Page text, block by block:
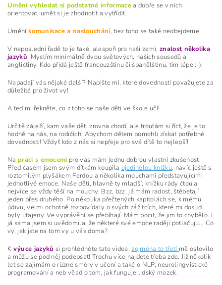
Umění vyhledat si podstatné informacea dobře se v nich
orientovat, umět si je zhodnotit a vytřídit.
Umění komunikace a naslouchání, bez toho se také neobejdeme.
V neposlední řadě to je také, alespoň pro naši zemi, znalost několika
jazyků. Myslím minimálně dvou světových, našich sousedů a
angličtiny. Kdo přidá ještě francouzštinu či španělštinu, tím lépe :-).
Napadají vás nějaké další? Napište mi, které dovednosti považujete za
důležité pro život vy!
A teď mi řekněte, co z toho se naše děti ve škole učí!
Určitě záleží, kam vaše děti zrovna chodí, ale troufám si říct, že je to
hodně na nás, na rodičích! Abychom dětem pomohli získat potřebné
dovednosti! Vždyť kdo z nás si nepřeje pro své dítě to nejlepší!
Na práci s emocemi pro vás mám jednu dobrou vlastní zkušenost.
Před časem jsem svým dítkám koupila ojedinělou knížku, navíc ještě s
roztomilým plyšákem Ferdou a několika mouchami představujícími
jednotlivé emoce. Naše děti, hlavně ty mladší, knížku rády čtou a
nejvíce se vždy těší na mouchy. Bzz, bzz, já mám radost, štěbetají
jeden přes druhého. Po několika přečtených kapitolách se, k mému
údivu, velmi ochotně rozpovídaly o svých zážitcích, které mi dosud
byly utajeny. Ve vyprávění se přebíhají. Mám pocit, že jim to chybělo. I
já sama jsem si uvědomila, že některé své emoce raději potlačuju... Co
vy, jak jste na tom vy u vás doma?
K výuce jazyků si prohlédněte tato videa,zejména to třetí mě oslovilo
a můžu se pod něj podepsat! Trochu více najdete třeba zde. Již několik
let se zajímám o různé směry v učení a také o NLP, neurolingvistické
programování a neb věad o tom, jak funguje lidský mozek.